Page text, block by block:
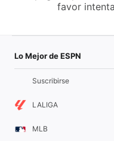
favor
Lo Mejor de ESPN
Suscribirse
LALIGA
MLB